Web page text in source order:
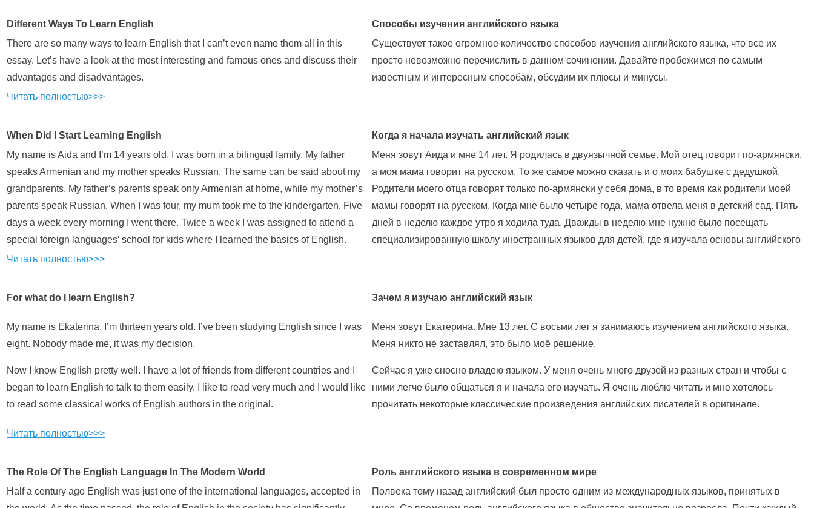
Different Ways To Learn English
Способы изучения английского языка
There are so many ways to learn English that I can’t even name them all in this
essay. Let’s have a look at the most interesting and famous ones and discuss their
advantages and disadvantages.
Существует такое огромное количество способов изучения английского языка, что все их
просто невозможно перечислить в данном сочинении. Давайте пробежимся по самым
известным и интересным способам, обсудим их плюсы и минусы.
Читать полностью>>>
When Did I Start Learning English
Когда я начала изучать английский язык
My name is Aida and I’m 14 years old. I was born in a bilingual family. My father
speaks Armenian and my mother speaks Russian. The same can be said about my
grandparents. My father’s parents speak only Armenian at home, while my mother’s
parents speak Russian. When I was four, my mum took me to the kindergarten. Five
days a week every morning I went there. Twice a week I was assigned to attend a
special foreign languages’ school for kids where I learned the basics of English.
Меня зовут Аида и мне 14 лет. Я родилась в двуязычной семье. Мой отец говорит по-армянски,
а моя мама говорит на русском. То же самое можно сказать и о моих бабушке с дедушкой.
Родители моего отца говорят только по-армянски у себя дома, в то время как родители моей
мамы говорят на русском. Когда мне было четыре года, мама отвела меня в детский сад. Пять
дней в неделю каждое утро я ходила туда. Дважды в неделю мне нужно было посещать
специализированную школу иностранных языков для детей, где я изучала основы английского
Читать полностью>>>
For what do I learn English? Зачем я изучаю английский язык
My name is Ekaterina. I’m thirteen years old. I’ve been studying English since I was
eight. Nobody made me, it was my decision.
Now I know English pretty well. I have a lot of friends from different countries and I
began to learn English to talk to them easily. I like to read very much and I would like
to read some classical works of English authors in the original.
Меня зовут Екатерина. Мне 13 лет. С восьми лет я занимаюсь изучением английского языка.
Меня никто не заставлял, это было моё решение.
Сейчас я уже сносно владею языком. У меня очень много друзей из разных стран и чтобы с
ними легче было общаться я и начала его изучать. Я очень люблю читать и мне хотелось
прочитать некоторые классические произведения английских писателей в оригинале.
Читать полностью>>>
The Role Of The English Language In The Modern World
Роль английского языка в современном мире
Half a century ago English was just one of the international languages, accepted in
Полвека тому назад английский был просто одним из международных языков, принятых в